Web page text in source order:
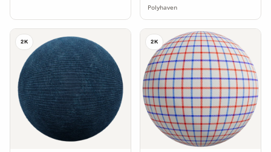
Polyhaven
2K 2K